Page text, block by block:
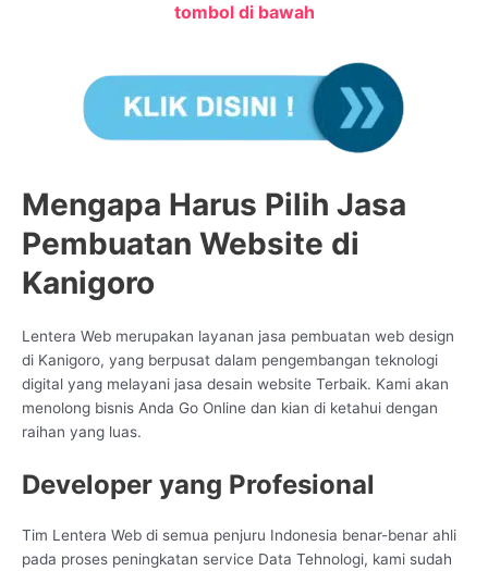
tombol di bawah
Mengapa Harus Pilih Jasa
Pembuatan Website di
Kanigoro
Lentera Web merupakan layanan jasa pembuatan web design
di Kanigoro, yang berpusat dalam pengembangan teknologi
digital yang melayani jasa desain website Terbaik. Kami akan
menolong bisnis Anda Go Online dan kian di ketahui dengan
raihan yang luas.
Developer yang Profesional
Tim Lentera Web di semua penjuru Indonesia benar-benar ahli
pada proses peningkatan service Data Tehnologi, kami sudah